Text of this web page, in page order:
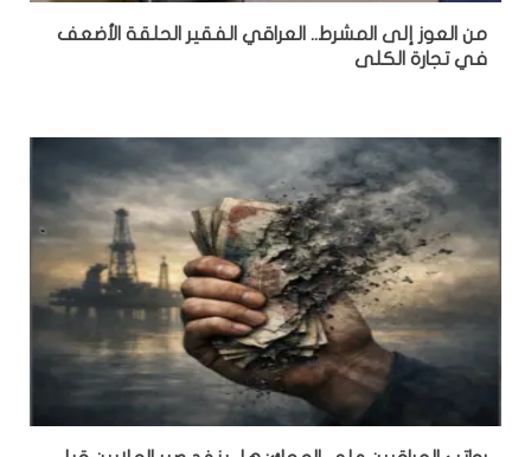
من العوز إلى المشرط.. العراقي الفقير الحلقة الأضعف
في تجارة الكلى